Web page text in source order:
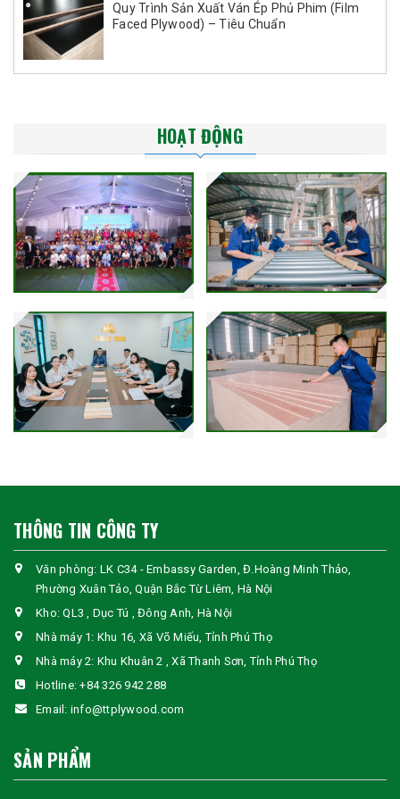
Quy Trình Sản Xuất Ván Ép Phủ Phim (Film
Faced Plywood) – Tiêu Chuẩn
HOẠT ĐỘNG
THÔNG TIN CÔNG TY
Văn phòng: LK C34 - Embassy Garden, Đ.Hoàng Minh Thảo,
Phường Xuân Tảo, Quận Bắc Từ Liêm, Hà Nội
Kho: QL3 , Dục Tú , Đông Anh, Hà Nội
Nhà máy 1: Khu 16, Xã Võ Miếu, Tỉnh Phú Thọ
Nhà máy 2: Khu Khuân 2 , Xã Thanh Sơn, Tỉnh Phú Thọ
Hotline:+84 326 942 288
Email: info@ttplywood.com
SẢN PHẨM